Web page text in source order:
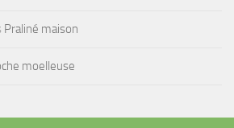
Praliné maison
moelleuse